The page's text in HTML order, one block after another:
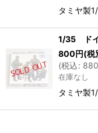
タミヤ製
1/35 ドイ
800円(税
(税込: 880
在庫なし
タミヤ製